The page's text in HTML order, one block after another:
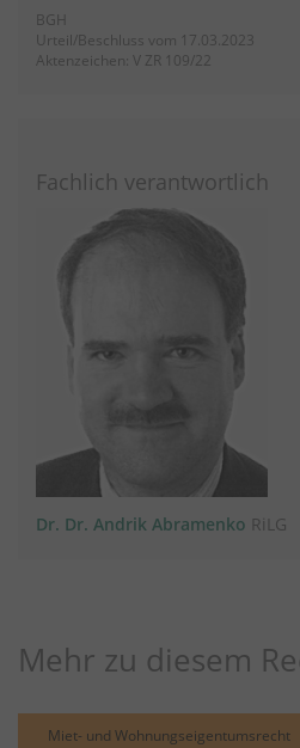
BGH
Urteil/Beschluss vom 17.03.2023
Aktenzeichen: V ZR 109/22
Fachlich verantwortlich
Dr. Dr. Andrik Abramenko RiLG
Mehr zu diesem
Miet- und Wohnungseigentumsrecht